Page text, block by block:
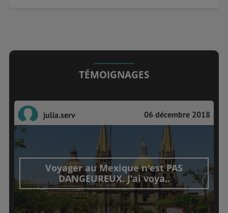
TÉMOIGNAGES
julia.serv 06 décembre 2018
Voyager au Mexique n'est PAS
DANGEUREUX. J'ai voya..